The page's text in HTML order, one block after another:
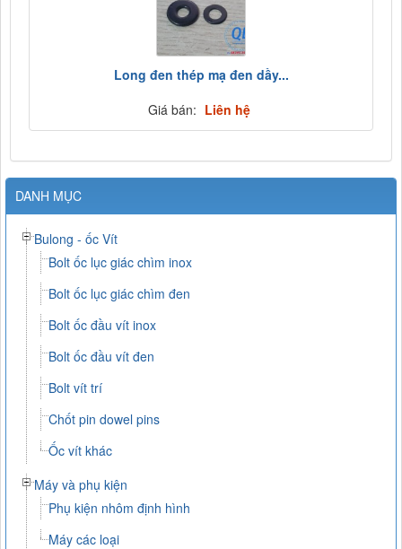
Long đen thép mạ đen dầy...
Giá bán: Liên hệ
DANH MỤC
Bulong - ốc Vít
Bolt ốc lục giác chìm inox
Bolt ốc lục giác chìm đen
Bolt ốc đầu vít inox
Bolt ốc đầu vít đen
Bolt vít trí
Chốt pin dowel pins
Ốc vít khác
Máy và phụ kiện
Phụ kiện nhôm định hình
Máy các loại